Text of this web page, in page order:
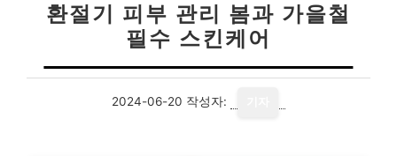
환절기 피부 관리 봄과 가을철
필수 스킨케어
2024-06-20 작성자: